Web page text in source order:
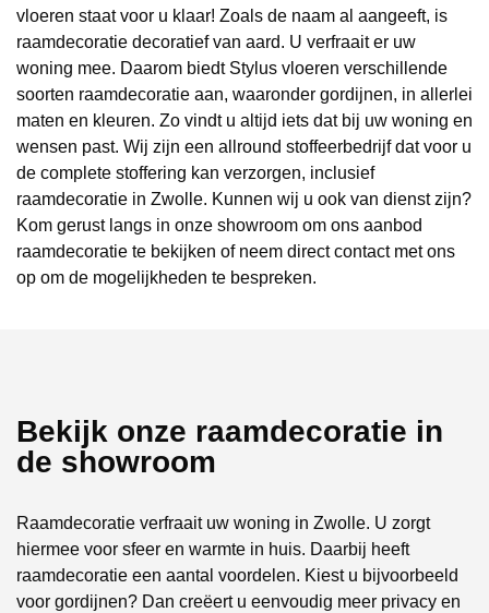
vloeren staat voor u klaar! Zoals de naam al aangeeft, is
raamdecoratie decoratief van aard. U verfraait er uw
woning mee. Daarom biedt Stylus vloeren verschillende
soorten raamdecoratie aan, waaronder gordijnen, in allerlei
maten en kleuren. Zo vindt u altijd iets dat bij uw woning en
wensen past. Wij zijn een allround stoffeerbedrijf dat voor u
de complete stoffering kan verzorgen, inclusief
raamdecoratie in Zwolle. Kunnen wij u ook van dienst zijn?
Kom gerust langs in onze showroom om ons aanbod
raamdecoratie te bekijken of neem direct contact met ons
op om de mogelijkheden te bespreken.
Bekijk onze raamdecoratie in
de showroom
Raamdecoratie verfraait uw woning in Zwolle. U zorgt
hiermee voor sfeer en warmte in huis. Daarbij heeft
raamdecoratie een aantal voordelen. Kiest u bijvoorbeeld
voor gordijnen? Dan creëert u eenvoudig meer privacy en